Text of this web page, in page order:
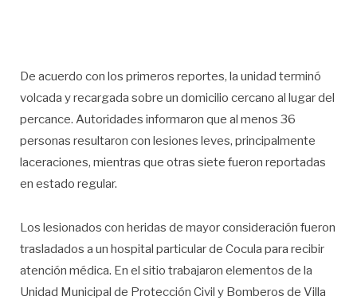
De acuerdo con los primeros reportes, la unidad terminó
volcada y recargada sobre un domicilio cercano al lugar del
percance. Autoridades informaron que al menos 36
personas resultaron con lesiones leves, principalmente
laceraciones, mientras que otras siete fueron reportadas
en estado regular.
Los lesionados con heridas de mayor consideración fueron
trasladados a un hospital particular de Cocula para recibir
atención médica. En el sitio trabajaron elementos de la
Unidad Municipal de Protección Civil y Bomberos de Villa